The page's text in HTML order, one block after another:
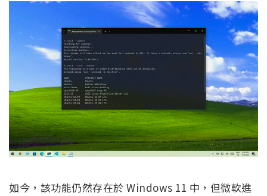
如今，該功能仍然存在於 Windows 11 中，但微軟進